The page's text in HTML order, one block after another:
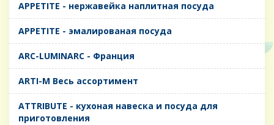
APPETITE - нержавейка наплитная посуда
APPETITE - эмалированая посуда
ARC-LUMINARC - Франция
ARTI-M Весь ассортимент
ATTRIBUTE - кухоная навеска и посуда для
приготовления